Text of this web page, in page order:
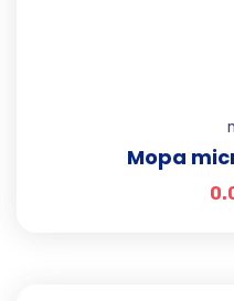
Mopa